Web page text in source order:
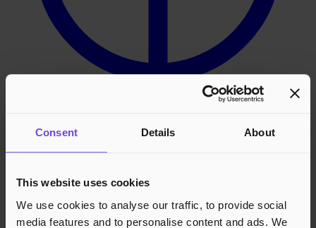
Consent Details About
This website uses cookies
We use cookies to analyse our traffic, to provide social
media features and to personalise content and ads. We